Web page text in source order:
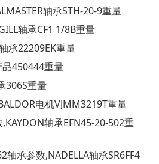
轴承STH-20-9重量
轴承CF1 1/8B重量
承22209EK重量
450444重量
306S重量
电机VJMM3219T重量
轴承EFN45-20-502重
轴承参数,NADELLA轴承SR6FF4